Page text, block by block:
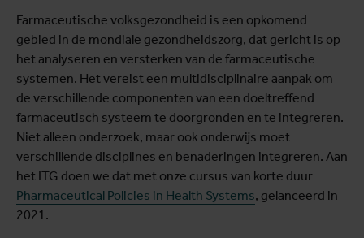
Farmaceutische volksgezondheid is een opkomend
gebied in de mondiale gezondheidszorg, dat gericht is op
het analyseren en versterken van de farmaceutische
systemen. Het vereist een multidisciplinaire aanpak om
de verschillende componenten van een doeltreffend
farmaceutisch systeem te doorgronden en te integreren.
Niet alleen onderzoek, maar ook onderwijs moet
verschillende disciplines en benaderingen integreren. Aan
het ITG doen we dat met onze cursus van korte duur
Pharmaceutical Policies in Health Systems, gelanceerd in
2021.